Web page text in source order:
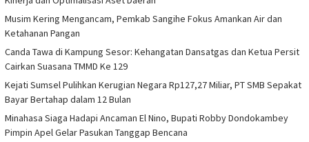
Musim Kering Mengancam, Pemkab Sangihe Fokus Amankan Air dan
Ketahanan Pangan
Canda Tawa di Kampung Sesor: Kehangatan Dansatgas dan Ketua Persit
Cairkan Suasana TMMD Ke 129
Kejati Sumsel Pulihkan Kerugian Negara Rp127,27 Miliar, PT SMB Sepakat
Bayar Bertahap dalam 12 Bulan
Minahasa Siaga Hadapi Ancaman El Nino, Bupati Robby Dondokambey
Pimpin Apel Gelar Pasukan Tanggap Bencana